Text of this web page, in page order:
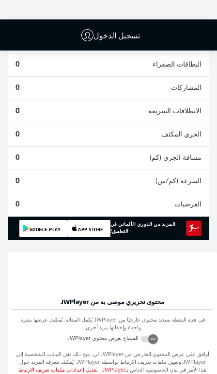
تسجيل الدخول
البطاقات الصفراء 0
المشاركات 0
الانطلاقات السريعة 0
الجري المكثف 0
مسافة الجري (كم) 0
السرعة (كم/س) 0
العرضيات 0
المزيد من الدوري الألماني في
التطبيق!
APP STORE
GOOGLE PLAY
محتوى تحريري موصى به من JWPlayer
في هذه النقطة ستجد محتوى خارجيًا منJWPlayer يُكمل المقالة. يُمكنك عرضها بنقرة
واحدة وإخفائها مرة أخرى.
السماح بعرض محتوىJWPlayer
أوافق على عرض المحتوى الخارجي منJWPlayer لي. يتيح ذلك نقل البيانات الشخصية إلى
JWPlayer وتعيين ملفات تعريف الارتباط بواسطةJWPlayer. يُمكنك معرفة المزيد حول
هذا الأمر في بيان الخصوصية الخاص بـJWPlayer تعديل إعدادات ملفات تعريف الارتباط